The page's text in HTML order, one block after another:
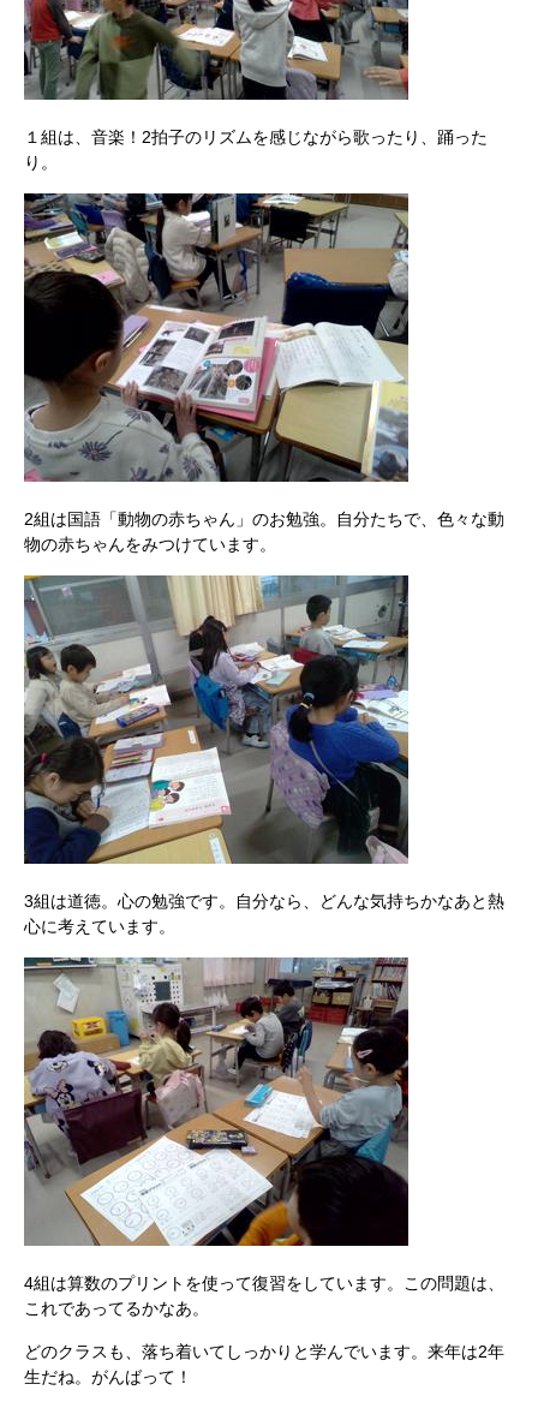
１組は、音楽！2拍子のリズムを感じながら歌ったり、踊った
り。
2組は国語「動物の赤ちゃん」のお勉強。自分たちで、色々な動
物の赤ちゃんをみつけています。
3組は道徳。心の勉強です。自分なら、どんな気持ちかなあと熱
心に考えています。
4組は算数のプリントを使って復習をしています。この問題は、
これであってるかなあ。
どのクラスも、落ち着いてしっかりと学んでいます。来年は2年
生だね。がんばって！